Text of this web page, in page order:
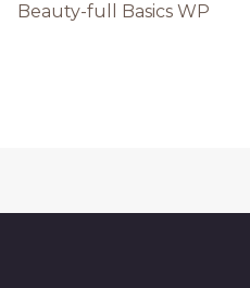
Beauty-full Basics WP